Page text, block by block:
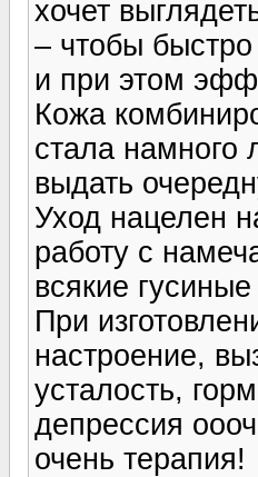
хочет
– чтобы
и при этом
Кожа
стала намного
выдать
Уход нацелен
работу с
всякие
При
настроение,
усталость,
депрессия
очень терапия!